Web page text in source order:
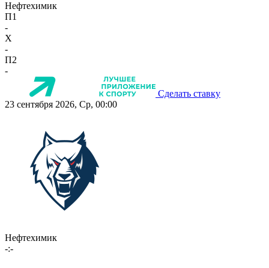
Нефтехимик
П1
-
X
-
П2
-
Сделать ставку
23 сентября 2026, Ср, 00:00
Нефтехимик
-:-